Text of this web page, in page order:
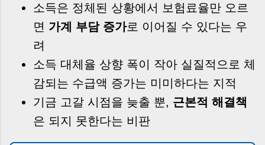
소득은 정체된 상황에서 보험료율만 오르
면 가계 부담 증가로 이어질 수 있다는 우
려
소득 대체율 상향 폭이 작아 실질적으로 체
감되는 수급액 증가는 미미하다는 지적
기금 고갈 시점을 늦출 뿐, 근본적 해결책
은 되지 못한다는 비판